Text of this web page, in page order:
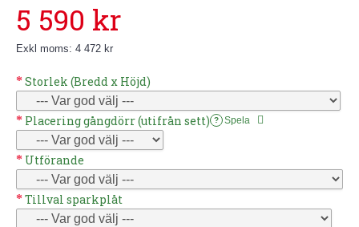
5 590 kr
Exkl moms: 4 472 kr
Storlek (Bredd x Höjd)
Placering gångdörr (utifrån sett) ? Spela
Utförande
Tillval sparkplåt